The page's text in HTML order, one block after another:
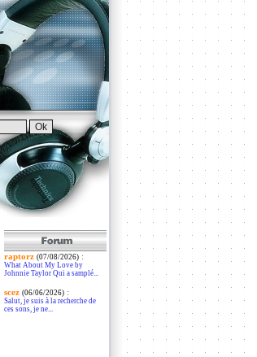
raptorz (07/08/2026):
What About My Love by
Johnnie Taylor Qui a samplé...
scez (06/06/2026):
Salut, je suis à la recherche de
ces sons, je ne...